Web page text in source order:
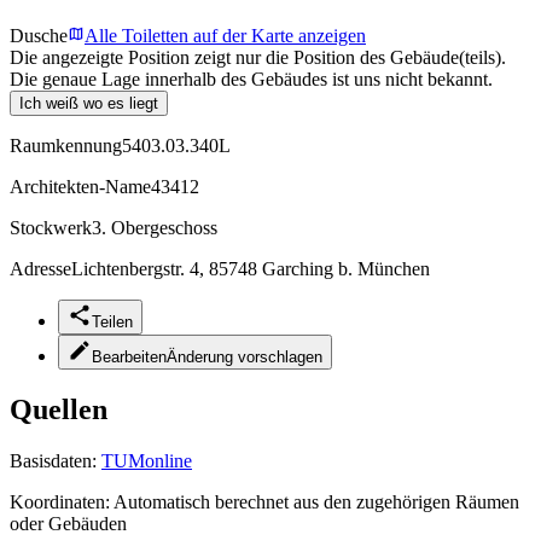
Dusche
Alle Toiletten auf der Karte anzeigen
Die angezeigte Position zeigt nur die Position des Gebäude(teils).
Die genaue Lage innerhalb des Gebäudes ist uns nicht bekannt.
Ich weiß wo es liegt
Raumkennung5403.03.340L
Architekten-Name43412
Stockwerk3. Obergeschoss
AdresseLichtenbergstr. 4, 85748 Garching b. München
Teilen
BearbeitenÄnderung vorschlagen
Quellen
Basisdaten: TUMonline
Koordinaten: Automatisch berechnet aus den zugehörigen Räumen
oder Gebäuden